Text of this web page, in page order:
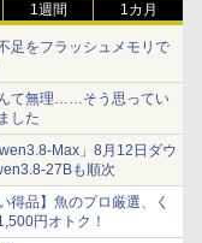
1週間 1カ月
足をフラッシュメモリで
て無理……そう思ってい
した
Max」8月12日ダウ
27Bも順次
得品】魚のプロ厳選、く
円オトク！